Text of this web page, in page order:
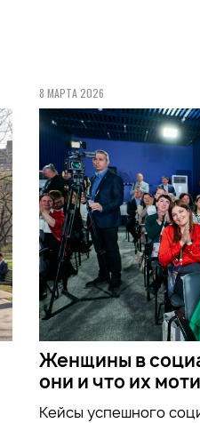
8 МАРТА 2026
Женщины в
они и что их
Кейсы успешного